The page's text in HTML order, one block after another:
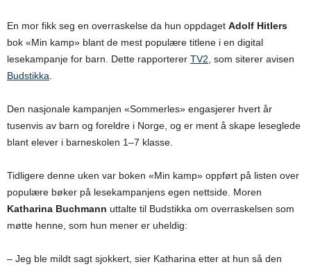
En mor fikk seg en overraskelse da hun oppdaget Adolf Hitlers
bok «Min kamp» blant de mest populære titlene i en digital
lesekampanje for barn. Dette rapporterer TV2 , som siterer avisen
Budstikka
Den nasjonale kampanjen «Sommerles» engasjerer hvert år
tusenvis av barn og foreldre i Norge, og er ment å skape leseglede
blant elever i barneskolen 1–7 klasse.
Tidligere denne uken var boken «Min kamp» oppført på listen over
populære bøker på lesekampanjens egen nettside. Moren
Katharina Buchmann uttalte til Budstikka om overraskelsen som
møtte henne, som hun mener er uheldig:
– Jeg ble mildt sagt sjokkert, sier Katharina etter at hun så den